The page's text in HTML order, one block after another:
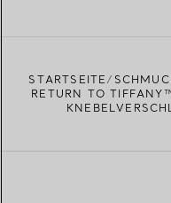
STARTSEITE
RETURN TO